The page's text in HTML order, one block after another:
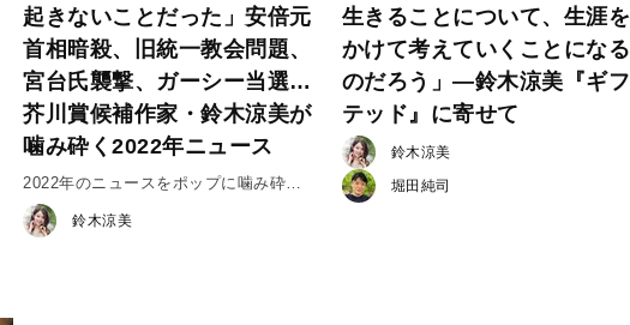
起きないことだった」安倍元
首相暗殺、旧統一教会問題、
宮台氏襲撃、ガーシー当選…
芥川賞候補作家・鈴木涼美が
噛み砕く2022年ニュース
2022年のニュースをポップに噛み砕
け！ ＃１鈴木涼美
生きることについて、生涯を
かけて考えていくことになる
のだろう」―鈴木涼美『ギフ
テッド』に寄せて
鈴木涼美
堀田純司